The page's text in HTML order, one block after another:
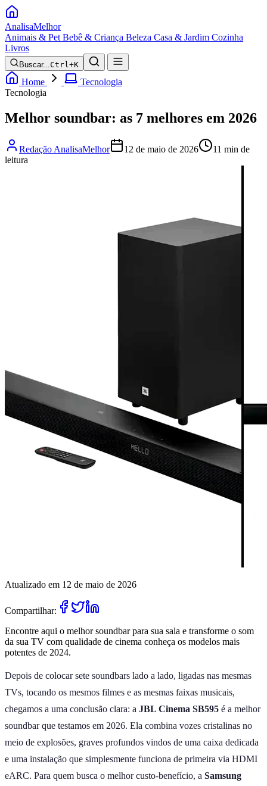
AnalisaMelhor
Animais & Pet Bebê & Criança Beleza Casa & Jardim Cozinha
Livros
Buscar...Ctrl+K
Home
Tecnologia
Tecnologia
Melhor soundbar: as 7 melhores em 2026
Redação AnalisaMelhor 12 de maio de 2026
11 min de
leitura
Atualizado em 12 de maio de 2026
Compartilhar:
Encontre aqui o melhor soundbar para sua sala e transforme o som
da sua TV com qualidade de cinema conheça os modelos mais
potentes de 2024.
Depois de colocar sete soundbars lado a lado, ligadas nas mesmas
TVs, tocando os mesmos filmes e as mesmas faixas musicais,
chegamos a uma conclusão clara: a JBL Cinema SB595 é a melhor
soundbar que testamos em 2026. Ela combina vozes cristalinas no
meio de explosões, graves profundos vindos de uma caixa dedicada
e uma instalação que simplesmente funciona de primeira via HDMI
eARC. Para quem busca o melhor custo-benefício, a Samsung